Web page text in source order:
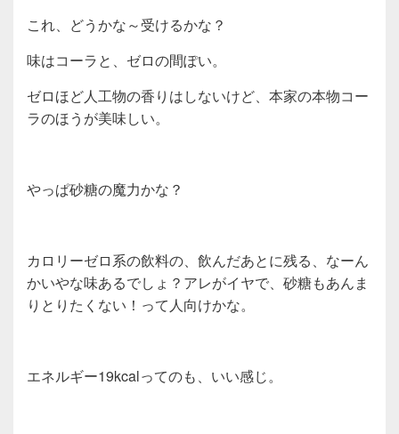
これ、どうかな～受けるかな？
味はコーラと、ゼロの間ぽい。
ゼロほど人工物の香りはしないけど、本家の本物コー
ラのほうが美味しい。
やっぱ砂糖の魔力かな？
カロリーゼロ系の飲料の、飲んだあとに残る、なーん
かいやな味あるでしょ？アレがイヤで、砂糖もあんま
りとりたくない！って人向けかな。
エネルギー19kcalってのも、いい感じ。